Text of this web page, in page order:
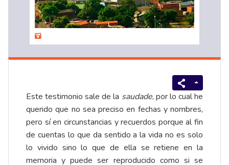
Este testimonio sale de la saudade, por lo cual he
querido que no sea preciso en fechas y nombres,
pero sí en circunstancias y recuerdos porque al fin
de cuentas lo que da sentido a la vida no es solo
lo vivido sino lo que de ella se retiene en la
memoria y puede ser reproducido como si se